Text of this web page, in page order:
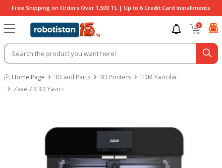
Free Shipping on Orders Over 1,500 TL | Up to 6 Credit Card Installments
0
Home Page 3D and Parts 3D Printers
FDM Yazıcılar
Zaxe Z3 3D Yazıcı